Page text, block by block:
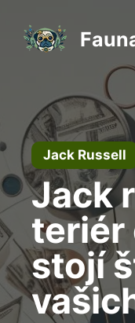
obsah
Jack Russell
Jack
teriér
stojí